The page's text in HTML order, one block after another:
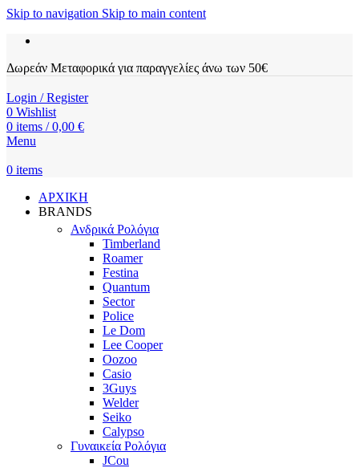
Skip to navigation Skip to main content
Δωρεάν Μεταφορικά για παραγγελίες άνω των 50€
Login / Register
0 Wishlist
0 items / 0,00 €
Menu
0 items
ΑΡΧΙΚΗ
BRANDS
Ανδρικά Ρολόγια
Timberland
Roamer
Festina
Quantum
Sector
Police
Le Dom
Lee Cooper
Oozoo
Casio
3Guys
Welder
Seiko
Calypso
Γυναικεία Ρολόγια
JCou